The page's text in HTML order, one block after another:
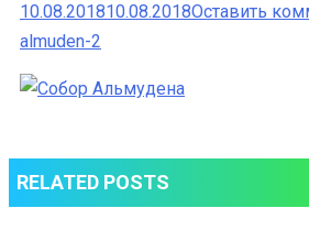
10.08.201810.08.2018Оставить
almuden-2
RELATED POSTS